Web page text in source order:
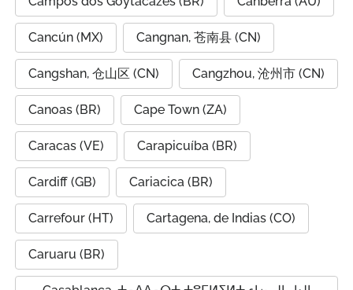
Cancún (MX) Cangnan, 苍南县 (CN)
Cangshan, 仓山区 (CN) Cangzhou, 沧州市 (CN)
Canoas (BR) Cape Town (ZA)
Caracas (VE) Carapicuíba (BR)
Cardiff (GB) Cariacica (BR)
Carrefour (HT) Cartagena, de Indias (CO)
Caruaru (BR)